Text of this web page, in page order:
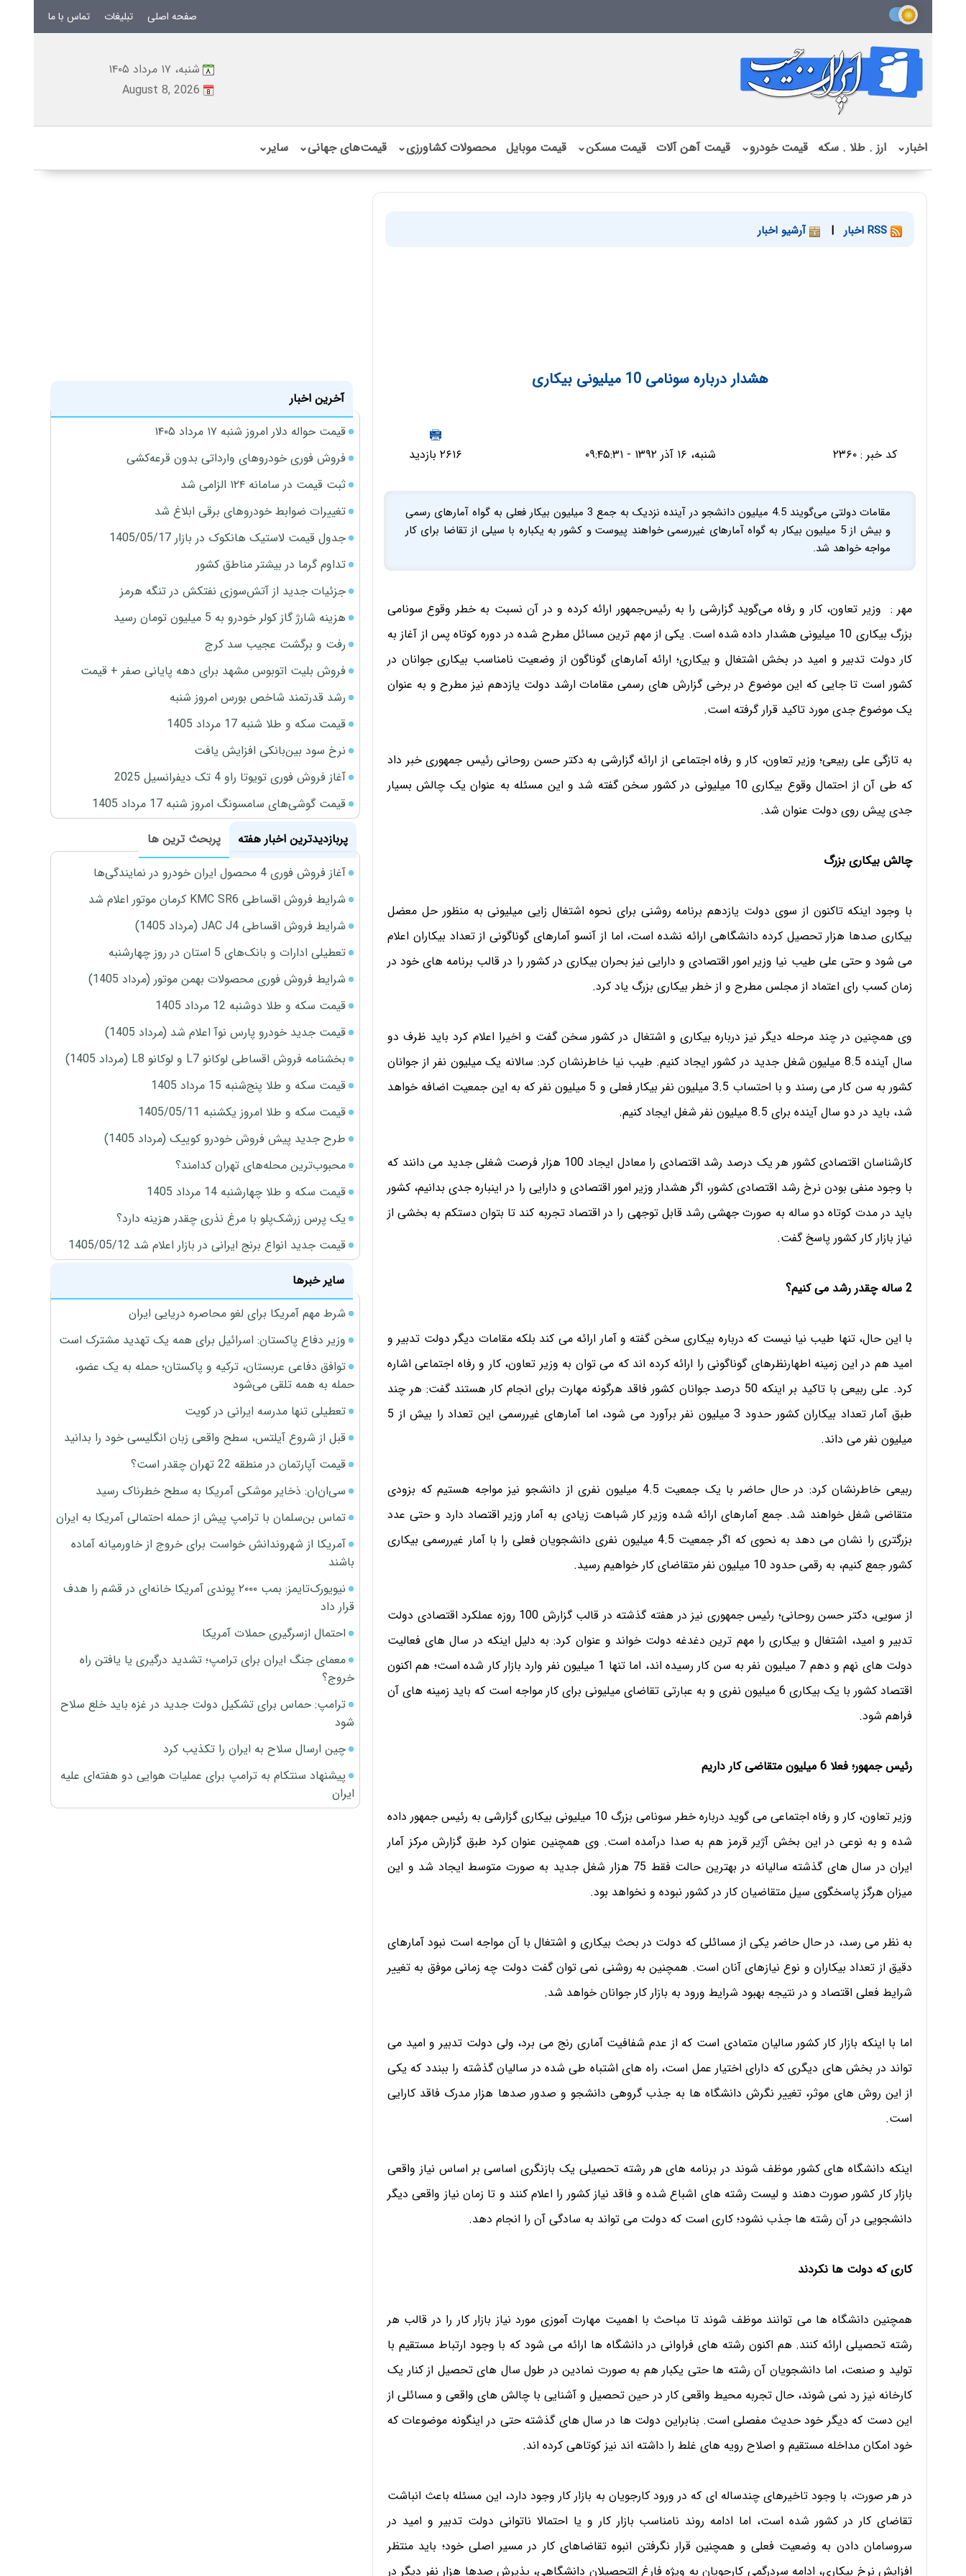
صفحه اصلی تبلیغات تماس با ما
شنبه، ۱۷ مرداد ۱۴۰۵
August 8, 2026
اخبار⌄ ارز . طلا . سکه قیمت خودرو⌄ قیمت آهن آلات قیمت مسکن⌄ قیمت موبایل محصولات کشاورزی⌄ قیمت‌های جهانی⌄ سایر⌄
| آرشیو اخبار
هشدار درباره سونامی 10 میلیونی بیکاری
کد خبر :۲۳۶۰ شنبه، ۱۶ آذر ۱۳۹۲ - ۰۹:۴۵:۳۱ ۲۶۱۶ بازدید
مقامات دولتی می‌گویند 4.5 میلیون دانشجو در آینده نزدیک به جمع 3 میلیون بیکار فعلی به گواه آمارهای رسمی
و بیش از 5 میلیون بیکار به گواه آمارهای غیررسمی خواهند پیوست و کشور به یکباره با سیلی از تقاضا برای کار
مواجه خواهد شد.
مهر : وزیر تعاون، کار و رفاه می‌گوید گزارشی را به رئیس‌جمهور ارائه کرده و در آن نسبت به خطر وقوع سونامی
بزرگ بیکاری 10 میلیونی هشدار داده شده است. یکی از مهم ترین مسائل مطرح شده در دوره کوتاه پس از آغاز به
کار دولت تدبیر و امید در بخش اشتغال و بیکاری؛ ارائه آمارهای گوناگون از وضعیت نامناسب بیکاری جوانان در
کشور است تا جایی که این موضوع در برخی گزارش های رسمی مقامات ارشد دولت یازدهم نیز مطرح و به عنوان
یک موضوع جدی مورد تاکید قرار گرفته است.
به تازگی علی ربیعی؛ وزیر تعاون، کار و رفاه اجتماعی از ارائه گزارشی به دکتر حسن روحانی رئیس جمهوری خبر داد
که طی آن از احتمال وقوع بیکاری 10 میلیونی در کشور سخن گفته شد و این مسئله به عنوان یک چالش بسیار
جدی پیش روی دولت عنوان شد.
چالش بیکاری بزرگ
با وجود اینکه تاکنون از سوی دولت یازدهم برنامه روشنی برای نحوه اشتغال زایی میلیونی به منظور حل معضل
بیکاری صدها هزار تحصیل کرده دانشگاهی ارائه نشده است، اما از آنسو آمارهای گوناگونی از تعداد بیکاران اعلام
می شود و حتی علی طیب نیا وزیر امور اقتصادی و دارایی نیز بحران بیکاری در کشور را در قالب برنامه های خود در
زمان کسب رای اعتماد از مجلس مطرح و از خطر بیکاری بزرگ یاد کرد.
وی همچنین در چند مرحله دیگر نیز درباره بیکاری و اشتغال در کشور سخن گفت و اخیرا اعلام کرد باید ظرف دو
سال آینده 8.5 میلیون شغل جدید در کشور ایجاد کنیم. طیب نیا خاطرنشان کرد: سالانه یک میلیون نفر از جوانان
کشور به سن کار می رسند و با احتساب 3.5 میلیون نفر بیکار فعلی و 5 میلیون نفر که به این جمعیت اضافه خواهد
شد، باید در دو سال آینده برای 8.5 میلیون نفر شغل ایجاد کنیم.
کارشناسان اقتصادی کشور هر یک درصد رشد اقتصادی را معادل ایجاد 100 هزار فرصت شغلی جدید می دانند که
با وجود منفی بودن نرخ رشد اقتصادی کشور، اگر هشدار وزیر امور اقتصادی و دارایی را در اینباره جدی بدانیم، کشور
باید در مدت کوتاه دو ساله به صورت جهشی رشد قابل توجهی را در اقتصاد تجربه کند تا بتوان دستکم به بخشی از
نیاز بازار کار کشور پاسخ گفت.
2 ساله چقدر رشد می کنیم؟
با این حال، تنها طیب نیا نیست که درباره بیکاری سخن گفته و آمار ارائه می کند بلکه مقامات دیگر دولت تدبیر و
امید هم در این زمینه اطهارنظرهای گوناگونی را ارائه کرده اند که می توان به وزیر تعاون، کار و رفاه اجتماعی اشاره
کرد. علی ربیعی با تاکید بر اینکه 50 درصد جوانان کشور فاقد هرگونه مهارت برای انجام کار هستند گفت: هر چند
طبق آمار تعداد بیکاران کشور حدود 3 میلیون نفر برآورد می شود، اما آمارهای غیررسمی این تعداد را بیش از 5
میلیون نفر می داند.
ربیعی خاطرنشان کرد: در حال حاضر با یک جمعیت 4.5 میلیون نفری از دانشجو نیز مواجه هستیم که بزودی
متقاضی شغل خواهند شد. جمع آمارهای ارائه شده وزیر کار شباهت زیادی به آمار وزیر اقتصاد دارد و حتی عدد
بزرگتری را نشان می دهد به نحوی که اگر جمعیت 4.5 میلیون نفری دانشجویان فعلی را با آمار غیررسمی بیکاری
کشور جمع کنیم، به رقمی حدود 10 میلیون نفر متقاضای کار خواهیم رسید.
از سویی، دکتر حسن روحانی؛ رئیس جمهوری نیز در هفته گذشته در قالب گزارش 100 روزه عملکرد اقتصادی دولت
تدبیر و امید، اشتغال و بیکاری را مهم ترین دغدغه دولت خواند و عنوان کرد: به دلیل اینکه در سال های فعالیت
دولت های نهم و دهم 7 میلیون نفر به سن کار رسیده اند، اما تنها 1 میلیون نفر وارد بازار کار شده است؛ هم اکنون
اقتصاد کشور با یک بیکاری 6 میلیون نفری و به عبارتی تقاضای میلیونی برای کار مواجه است که باید زمینه های آن
فراهم شود.
رئیس جمهور؛ فعلا 6 میلیون متقاضی کار داریم
وزیر تعاون، کار و رفاه اجتماعی می گوید درباره خطر سونامی بزرگ 10 میلیونی بیکاری گزارشی به رئیس جمهور داده
شده و به نوعی در این بخش آژیر قرمز هم به صدا درآمده است. وی همچنین عنوان کرد طبق گزارش مرکز آمار
ایران در سال های گذشته سالیانه در بهترین حالت فقط 75 هزار شغل جدید به صورت متوسط ایجاد شد و این
میزان هرگز پاسخگوی سیل متقاضیان کار در کشور نبوده و نخواهد بود.
به نظر می رسد، در حال حاضر یکی از مسائلی که دولت در بحث بیکاری و اشتغال با آن مواجه است نبود آمارهای
دقیق از تعداد بیکاران و نوع نیازهای آنان است. همچنین به روشنی نمی توان گفت دولت چه زمانی موفق به تغییر
شرایط فعلی اقتصاد و در نتیجه بهبود شرایط ورود به بازار کار جوانان خواهد شد.
اما با اینکه بازار کار کشور سالیان متمادی است که از عدم شفافیت آماری رنج می برد، ولی دولت تدبیر و امید می
تواند در بخش های دیگری که دارای اختیار عمل است، راه های اشتباه طی شده در سالیان گذشته را ببندد که یکی
از این روش های موثر، تغییر نگرش دانشگاه ها به جذب گروهی دانشجو و صدور صدها هزار مدرک فاقد کارایی
است.
اینکه دانشگاه های کشور موظف شوند در برنامه های هر رشته تحصیلی یک بازنگری اساسی بر اساس نیاز واقعی
بازار کار کشور صورت دهند و لیست رشته های اشباع شده و فاقد نیاز کشور را اعلام کنند و تا زمان نیاز واقعی دیگر
دانشجویی در آن رشته ها جذب نشود؛ کاری است که دولت می تواند به سادگی آن را انجام دهد.
کاری که دولت ها نکردند
همچنین دانشگاه ها می توانند موظف شوند تا مباحث با اهمیت مهارت آموزی مورد نیاز بازار کار را در قالب هر
رشته تحصیلی ارائه کنند. هم اکنون رشته های فراوانی در دانشگاه ها ارائه می شود که با وجود ارتباط مستقیم با
تولید و صنعت، اما دانشجویان آن رشته ها حتی یکبار هم به صورت نمادین در طول سال های تحصیل از کنار یک
کارخانه نیز رد نمی شوند، حال تجربه محیط واقعی کار در حین تحصیل و آشنایی با چالش های واقعی و مسائلی از
این دست که دیگر خود حدیث مفصلی است. بنابراین دولت ها در سال های گذشته حتی در اینگونه موضوعات که
خود امکان مداخله مستقیم و اصلاح رویه های غلط را داشته اند نیز کوتاهی کرده اند.
در هر صورت، با وجود تاخیرهای چندساله ای که در ورود کارجویان به بازار کار وجود دارد، این مسئله باعث انباشت
تقاضای کار در کشور شده است، اما ادامه روند نامناسب بازار کار و یا احتمالا ناتوانی دولت تدبیر و امید در
سروسامان دادن به وضعیت فعلی و همچنین قرار نگرفتن انبوه تقاضاهای کار در مسیر اصلی خود؛ باید منتظر
افزایش نرخ بیکاری، ادامه سردرگمی کارجویان به ویژه فارغ التحصیلان دانشگاهی، پذیرش صدها هزار نفر دیگر در
آخرین اخبار
قیمت حواله دلار امروز شنبه ۱۷ مرداد ۱۴۰۵
فروش فوری خودروهای وارداتی بدون قرعه‌کشی
ثبت قیمت در سامانه ۱۲۴ الزامی شد
تغییرات ضوابط خودروهای برقی ابلاغ شد
جدول قیمت لاستیک هانکوک در بازار 1405/05/17
تداوم گرما در بیشتر مناطق کشور
جزئیات جدید از آتش‌سوزی نفتکش در تنگه هرمز
هزینه شارژ گاز کولر خودرو به 5 میلیون تومان رسید
رفت و برگشت عجیب سد کرج
فروش بلیت اتوبوس مشهد برای دهه پایانی صفر + قیمت
رشد قدرتمند شاخص بورس امروز شنبه
قیمت سکه و طلا شنبه 17 مرداد 1405
نرخ سود بین‌بانکی افزایش یافت
آغاز فروش فوری تویوتا راو 4 تک دیفرانسیل 2025
قیمت گوشی‌های سامسونگ امروز شنبه 17 مرداد 1405
پربازدیدترین اخبار هفته
پربحث ترین ها
آغاز فروش فوری 4 محصول ایران خودرو در نمایندگی‌ها
شرایط فروش اقساطی KMC SR6 کرمان موتور اعلام شد
شرایط فروش اقساطی JAC J4 (مرداد 1405)
تعطیلی ادارات و بانک‌های 5 استان در روز چهارشنبه
شرایط فروش فوری محصولات بهمن موتور (مرداد 1405)
قیمت سکه و طلا دوشنبه 12 مرداد 1405
قیمت جدید خودرو پارس نوآ اعلام شد (مرداد 1405)
بخشنامه فروش اقساطی لوکانو L7 و لوکانو L8 (مرداد 1405)
قیمت سکه و طلا پنج‌شنبه 15 مرداد 1405
قیمت سکه و طلا امروز یکشنبه 1405/05/11
طرح جدید پیش فروش خودرو کوییک (مرداد 1405)
محبوب‌ترین محله‌های تهران کدامند؟
قیمت سکه و طلا چهارشنبه 14 مرداد 1405
یک پرس زرشک‌پلو با مرغ نذری چقدر هزینه دارد؟
قیمت جدید انواع برنج ایرانی در بازار اعلام شد 1405/05/12
سایر خبرها
شرط مهم آمریکا برای لغو محاصره دریایی ایران
وزیر دفاع پاکستان: اسرائیل برای همه یک تهدید مشترک است
توافق دفاعی عربستان، ترکیه و پاکستان؛ حمله به یک عضو،
حمله به همه تلقی می‌شود
تعطیلی تنها مدرسه ایرانی در کویت
قبل از شروع آیلتس، سطح واقعی زبان انگلیسی خود را بدانید
قیمت آپارتمان در منطقه 22 تهران چقدر است؟
سی‌ان‌ان: ذخایر موشکی آمریکا به سطح خطرناک رسید
تماس بن‌سلمان با ترامپ پیش از حمله احتمالی آمریکا به ایران
آمریکا از شهروندانش خواست برای خروج از خاورمیانه آماده
باشند
نیویورک‌تایمز: بمب ۲۰۰۰ پوندی آمریکا خانه‌ای در قشم را هدف
قرار داد
احتمال ازسرگیری حملات آمریکا
معمای جنگ ایران برای ترامپ؛ تشدید درگیری یا یافتن راه
خروج؟
ترامپ: حماس برای تشکیل دولت جدید در غزه باید خلع سلاح
شود
چین ارسال سلاح به ایران را تکذیب کرد
پیشنهاد سنتکام به ترامپ برای عملیات هوایی دو هفته‌ای علیه
ایران